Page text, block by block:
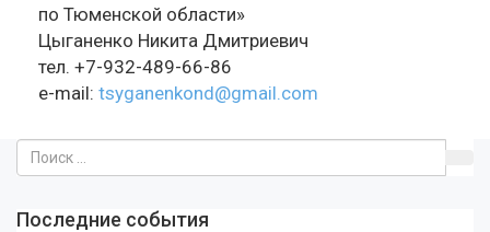
по Тюменской области»
Цыганенко Никита Дмитриевич
тел. +7-932-489-66-86
e-mail: tsyganenkond@gmail.com
Последние события